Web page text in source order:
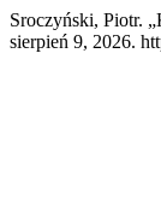
Sroczyński, Piotr.
sierpień 9, 2026.